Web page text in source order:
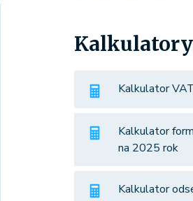
Kalkulatory
Kalkulator
Kalkulator
na 2025 rok
Kalkulator